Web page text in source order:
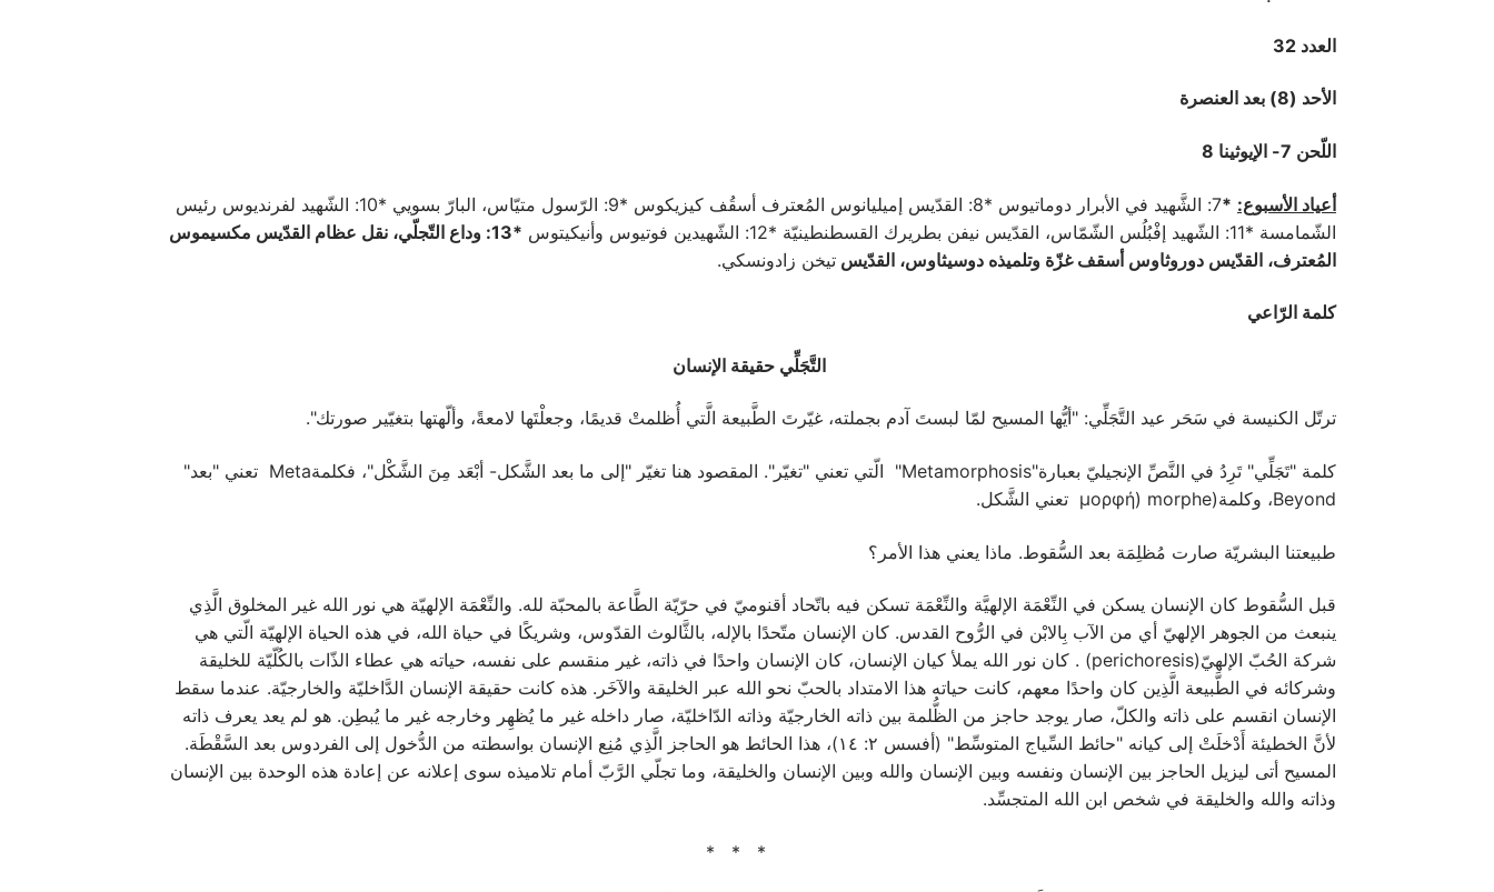
العدد 32
الأحد (8) بعد العنصرة
اللّحن 7- الإيوثينا 8
أعياد الأسبوع: *
7: الشَّهيد في الأبرار دوماتيوس *8: القدّيس إميليانوس المُعترف أسقُف كيزيكوس *9: الرّسول متيّاس، البارّ بسويي *10: الشّهيد لفرنديوس رئيس
الشّمامسة *11: الشّهيد إفْبُلُس الشّمّاس، القدّيس نيفن بطريرك القسطنطينيّة *12: الشّهيدين فوتيوس وأنيكيتوس
*13: وداع التّجلّي، نقل عظام القدّيس مكسيموس
المُعترف، القدّيس دوروثاوس أسقف غزّة وتلميذه دوسيثاوس، القدّيس تيخن زادونسكي.
كلمة الرّاعي
التَّجَلِّي حقيقة الإنسان
ترتّل الكنيسة في سَحَر عيد التَّجَلِّي: "أيُّها المسيح لمّا لبستَ آدم بجملته، غيّرتَ الطَّبيعة الَّتي أُظلمتْ قديمًا، وجعلْتَها لامعةً، وألّهتها بتغيّير صورتك".
كلمة "تَجَلِّي" تَرِدُ في النَّصِّ الإنجيليّ بعبارة"Metamorphosis" الّتي تعني "تغيّر". المقصود هنا تغيّر "إلى ما بعد الشَّكل- أبْعَد مِنَ الشَّكْل"، فكلمةMeta تعني "بعد"
Beyond، وكلمة(μορφή) morphe تعني الشَّكل.
طبيعتنا البشريّة صارت مُظلِمَة بعد السُّقوط. ماذا يعني هذا الأمر؟
قبل السُّقوط كان الإنسان يسكن في النِّعْمَة الإلهيَّة والنِّعْمَة تسكن فيه باتّحاد أقنوميّ في حرّيّة الطَّاعة بالمحبّة لله. والنِّعْمَة الإلهيّة هي نور الله غير المخلوق الَّذِي
ينبعث من الجوهر الإلهيّ أي من الآب بِالابْن في الرُّوح القدس. كان الإنسان متّحدًا بالإله، بالثَّالوث القدّوس، وشريكًا في حياة الله، في هذه الحياة الإلهيّة الّتي هي
شركة الحُبّ الإلهيّ(perichoresis) . كان نور الله يملأ كيان الإنسان، كان الإنسان واحدًا في ذاته، غير منقسم على نفسه، حياته هي عطاء الذّات بالكُلّيّة للخليقة
وشركائه في الطَّبيعة الَّذِين كان واحدًا معهم، كانت حياته هذا الامتداد بالحبّ نحو الله عبر الخليقة والآخَر. هذه كانت حقيقة الإنسان الدَّاخليّة والخارجيّة. عندما سقط
الإنسان انقسم على ذاته والكلّ، صار يوجد حاجز من الظُّلمة بين ذاته الخارجيّة وذاته الدّاخليّة، صار داخله غير ما يُظهِر وخارجه غير ما يُبطِن. هو لم يعد يعرف ذاته
لأنَّ الخطيئة أَدْخلَتْ إلى كيانه "حائط السِّياج المتوسِّط" (أفسس ٢: ١٤)، هذا الحائط هو الحاجز الَّذِي مُنِع الإنسان بواسطته من الدُّخول إلى الفردوس بعد السَّقْطَة.
المسيح أتى ليزيل الحاجز بين الإنسان ونفسه وبين الإنسان والله وبين الإنسان والخليقة، وما تجلّي الرَّبّ أمام تلاميذه سوى إعلانه عن إعادة هذه الوحدة بين الإنسان
وذاته والله والخليقة في شخص ابن الله المتجسِّد.
* * *